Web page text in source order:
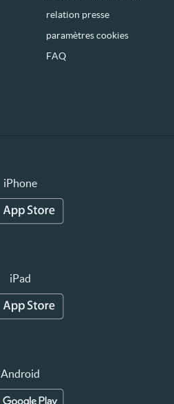
relation presse
paramètres cookies
FAQ
iPhone
iPad
Android